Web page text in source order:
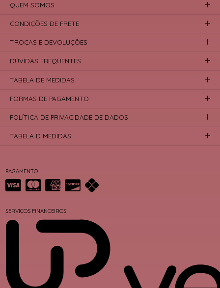
PAGAMENTO
SERVIÇOS FINANCEIROS
QUEM SOMOS
CONDIÇÕES DE FRETE
TROCAS E DEVOLUÇÕES
DÚVIDAS FREQUENTES
TABELA DE MEDIDAS
FORMAS DE PAGAMENTO
POLÍTICA DE PRIVACIDADE DE DADOS
TABELA D MEDIDAS